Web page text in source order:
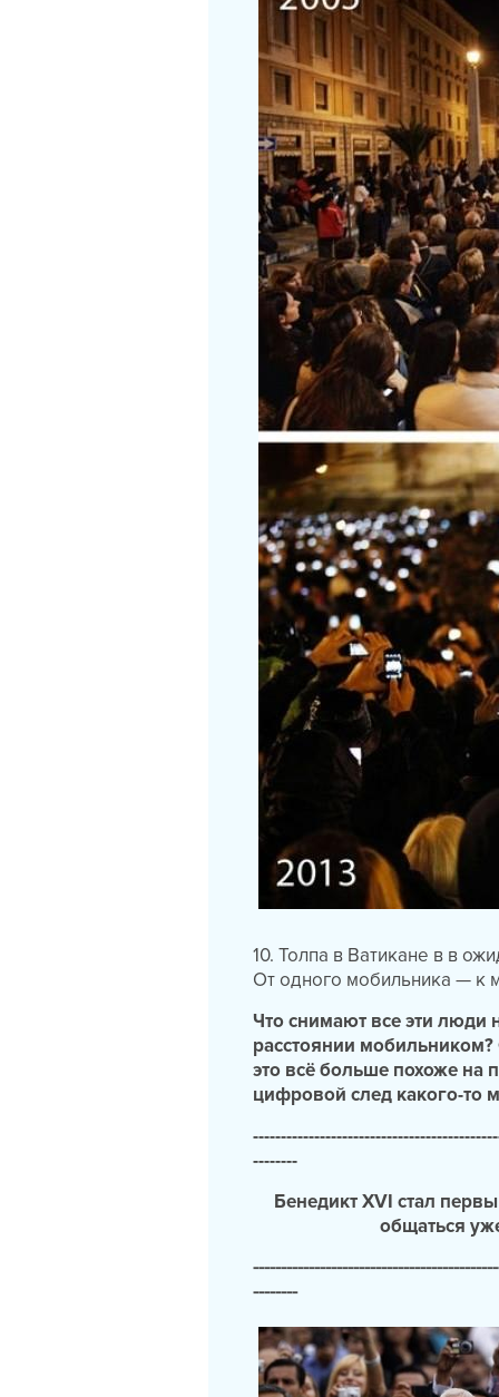
10. Толпа в Ватикане в в
От одного мобильника — к
Что снимают все эти люди
расстоянии
это всё больше похоже на
цифровой след какого-то
--------
Бенедикт XVI стал
общаться
--------